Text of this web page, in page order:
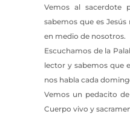
Vemos al sacerdote
sabemos que es
en medio de nosotros.
Escuchamos de la
lector y sabemos que
nos habla cada
Vemos un pedacito
Cuerpo vivo y